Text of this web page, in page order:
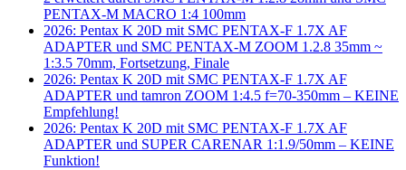
PENTAX-M MACRO 1:4 100mm
2026: Pentax K 20D mit SMC PENTAX-F 1.7X AF
ADAPTER und SMC PENTAX-M ZOOM 1.2.8 35mm ~
1:3.5 70mm, Fortsetzung, Finale
2026: Pentax K 20D mit SMC PENTAX-F 1.7X AF
ADAPTER und tamron ZOOM 1:4.5 f=70-350mm – KEINE
Empfehlung!
2026: Pentax K 20D mit SMC PENTAX-F 1.7X AF
ADAPTER und SUPER CARENAR 1:1.9/50mm – KEINE
Funktion!